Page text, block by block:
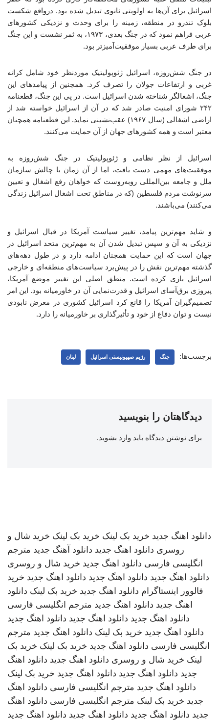
اسرائیل برای آن‌ها به اولویتی ثانوی تبدیل شده بود. درواقع شکست
بلوک تندرو در منطقه، زمینه را برای وحدت و نزدیکی کشورهای
عربی فراهم نمود که در جنگ بعدی، ۱۹۷۳، به ثمر نشست و این جنگ
برای طرف عربی بسیار موفقیت‌آمیزتر بود.
در جنگ شش‌روزه، اسرائیل ژئوپولیتیک موردنظر خود شامل کرانه
غربی و ارتفاعات جولان را تصرف کرد. همچنین از پیامدهای این
جنگ، اشغالگر شناخته شدن اسرائیل است. در پی این جنگ، قطعنامه
۲۴۲ شورای امنیت صادر شد که در آن از اسرائیل خواسته شد از
اراضی اشغالی (سال ۱۹۶۷) عقب‌نشینی نماید. این قطعنامه همچنان
معتبر است و همه کشورهای جهان از آن حمایت می‌کنند.
اسرائیل از نظر نظامی و ژئوپولیتیک در جنگ شش‌روزه به
موفقیت‌های مهمی دست یافت، اما از آن زمان با چالش سازمان
ملل و جامعه بین‌المللی روبه‌روست که خواهان رفع اشغال و تعیین
سرنوشت مردم فلسطین (که در مناطق تحت اشغال اسرائیل زندگی
می‌کنند) می‌باشند.
و شاید مهم‌ترین پیامد، تغییر سیاست آمریکا در قبال اسرائیل و
نزدیکی به آن و سپس تبدیل شدن آن به مهم‌ترین متحد اسرائیل در
جهان است که این حمایت همچنان ادامه دارد و در طول دهه‌های
گذشته مهم‌ترین نقش را در پیش‌برد سیاست‌های منطقه‌ای و خارجی
اسرائیل بازی کرده است. منطق اصلی این تغییر موضع آمریکا،
پیروزی برق‌آسای اسرائیل و قدرت‌نمایی آن در خاورمیانه بود. این امر
تصمیم‌گیران آمریکا را قانع کرد اسرائیل کشوری در معرض نابودی
نیست و توان دفاع از خود و تأثیرگذاری بر خاورمیانه را دارد.
برچسب‌ها: جنگ رژیم صهیونیستی اسرائیل لبنان
دیدگاهتان را بنویسید
برای نوشتن دیدگاه باید وارد بشوید.
دانلود اهنگ جدید خرید بک لینک خرید بک لینک خرید شال و
روسری دانلود اهنگ جدید دانلود آهنگ جدید مترجم
انگلیسی فارسی دانلود اهنگ جدید خرید شال و روسری
دانلود اهنگ جدید دانلود اهنگ جدید دانلود اهنگ جدید خرید
فالوور اینستاگرام دانلود اهنگ جدید خرید بک لینک دانلود
اهنگ جدید دانلود اهنگ جدید مترجم انگلیسی فارسی
دانلود اهنگ جدید دانلود اهنگ جدید دانلود اهنگ جدید
دانلود اهنگ جدید خرید بک لینک دانلود اهنگ جدید مترجم
انگلیسی فارسی دانلود اهنگ جدید خرید بک لینک خرید بک
لینک خرید شال و روسری دانلود اهنگ جدید دانلود اهنگ
جدید دانلود اهنگ جدید دانلود اهنگ جدید خرید بک لینک
دانلود اهنگ جدید مترجم انگلیسی فارسی دانلود اهنگ
جدید خرید بک لینک مترجم انگلیسی فارسی دانلود اهنگ
جدید دانلود اهنگ جدید دانلود اهنگ جدید دانلود اهنگ جدید